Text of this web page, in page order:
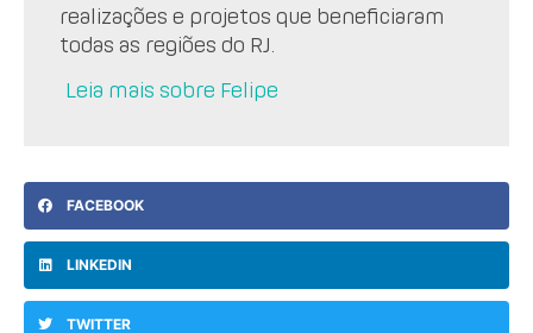
realizações e projetos que beneficiaram
todas as regiões do RJ.
Leia mais sobre Felipe
FACEBOOK
LINKEDIN
TWITTER